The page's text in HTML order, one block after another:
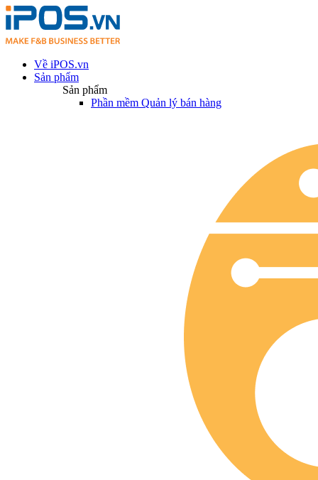
Về iPOS.vn
Sản phẩm
Sản phẩm
Phần mềm Quản lý bán hàng